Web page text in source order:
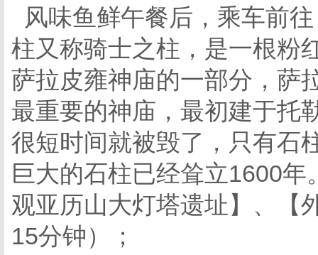
风味鱼鲜午餐后，乘车前
柱又称骑士之柱，是一根粉
萨拉皮雍神庙的一部分，萨
最重要的神庙，最初建于托
很短时间就被毁了，只有石
巨大的石柱已经耸立1600
观亚历山大灯塔遗址】、【
15分钟）；